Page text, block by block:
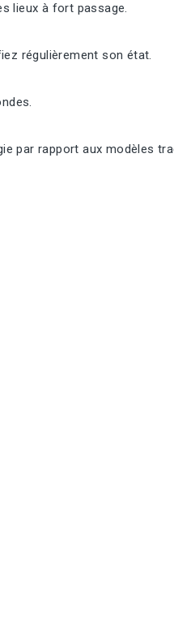
lieux à fort passage.
régulièrement son état.
par rapport aux modèles